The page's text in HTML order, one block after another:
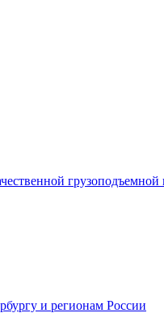
и регионам России